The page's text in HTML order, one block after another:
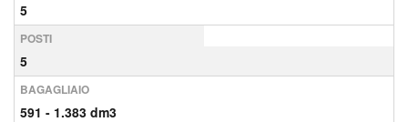
5
POSTI
5
BAGAGLIAIO
591 - 1.383 dm3